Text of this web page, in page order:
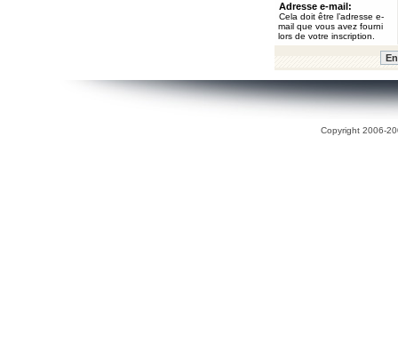
Adresse e-mail:
Cela doit être l’adresse e-
mail que vous avez fourni
lors de votre inscription.
Copyright 2006-